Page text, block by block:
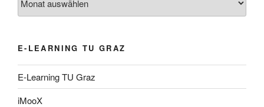
E-LEARNING TU GRAZ
E-Learning TU Graz
iMooX